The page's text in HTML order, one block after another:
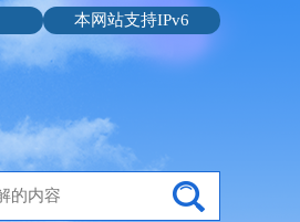
本网站支持IPv6